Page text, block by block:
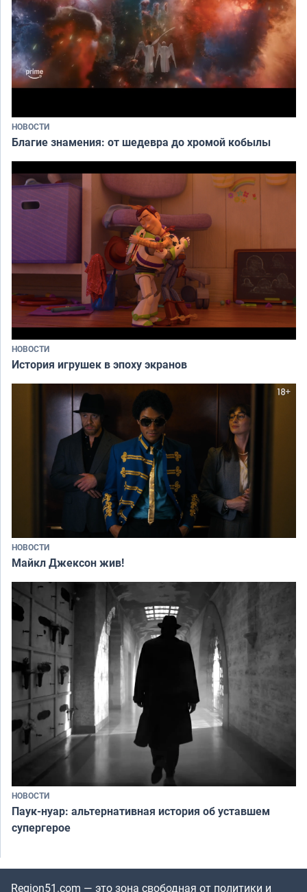
НОВОСТИ
Благие знамения: от шедевра до хромой кобылы
НОВОСТИ
История игрушек в эпоху экранов
НОВОСТИ
Майкл Джексон жив!
НОВОСТИ
Паук-нуар: альтернативная история об уставшем
супергерое
Region51.com — это зона свободная от политики и